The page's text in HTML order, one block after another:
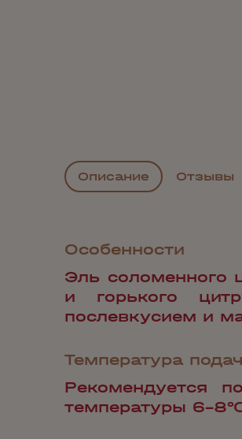
Описание Отзывы
Особенности
Эль соломенного
и горького
послевкусием и
Температура
Рекомендуется
температуры 6-